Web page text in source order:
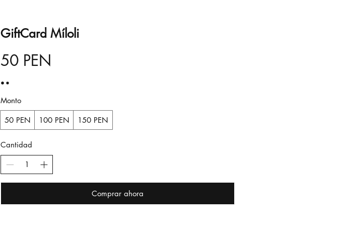
GiftCard Míloli
50 PEN
Monto
50 PEN 100 PEN 150 PEN
Cantidad
Comprar ahora